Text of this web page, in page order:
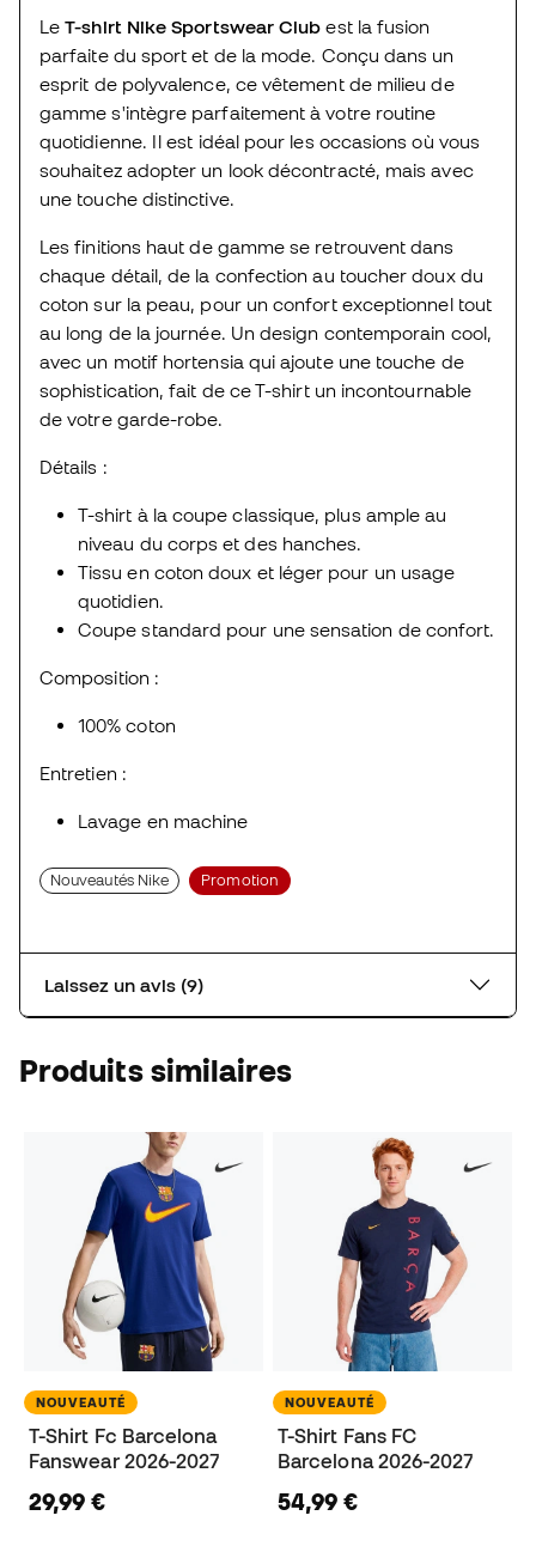
LeT-shirt Nike Sportswear Club est la fusion
parfaite du sport et de la mode. Conçu dans un
esprit de polyvalence, ce vêtement de milieu de
gamme s'intègre parfaitement à votre routine
quotidienne. Il est idéal pour les occasions où vous
souhaitez adopter un look décontracté, mais avec
une touche distinctive.
Les finitions haut de gamme se retrouvent dans
chaque détail, de la confection au toucher doux du
coton sur la peau, pour un confort exceptionnel tout
au long de la journée. Un design contemporain cool,
avec un motif hortensia qui ajoute une touche de
sophistication, fait de ce T-shirt un incontournable
de votre garde-robe.
Détails :
T-shirt à la coupe classique, plus ample au
niveau du corps et des hanches.
Tissu en coton doux et léger pour un usage
quotidien.
Coupe standard pour une sensation de confort.
Composition :
100% coton
Entretien :
Lavage en machine
Nouveautés Nike Promotion
Laissez un avis (9)
Produits similaires
NOUVEAUTÉ
T-Shirt Fc Barcelona
Fanswear 2026-2027
29,99 €
NOUVEAUTÉ
T-Shirt Fans FC
Barcelona 2026-2027
54,99 €